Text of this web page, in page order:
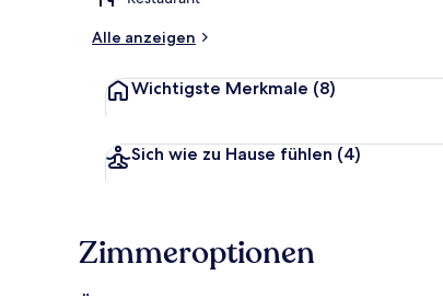
Alle anzeigen
Wichtigste Merkmale (8)
Sich wie zu Hause fühlen (4)
Zimmeroptionen